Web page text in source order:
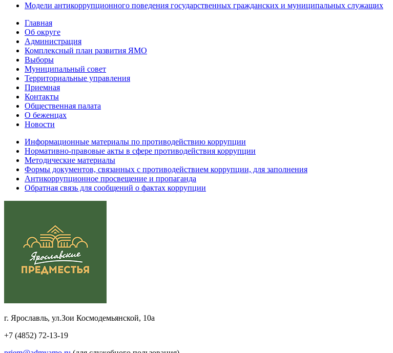
Модели антикоррупционного поведения государственных гражданских и муниципальных служащих
Главная
Об округе
Администрация
Комплексный план развития ЯМО
Выборы
Муниципальный совет
Территориальные управления
Приемная
Контакты
Общественная палата
О беженцах
Новости
Информационные материалы по противодействию коррупции
Нормативно-правовые акты в сфере противодействия коррупции
Методические материалы
Формы документов, связанных с противодействием коррупции, для заполнения
Антикоррупционное просвещение и пропаганда
Обратная связь для сообщений о фактах коррупции
г. Ярославль, ул.Зои Космодемьянской, 10а
+7 (4852) 72-13-19